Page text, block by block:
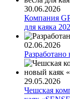
30.06.2026
Компания
для каяка
02.06.2026
29.05.2026
Чешская